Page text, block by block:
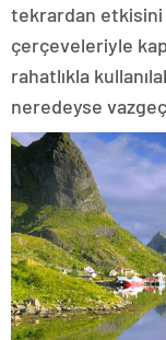
tekrardan etkisini
çerçeveleriyle
rahatlıkla
neredeyse